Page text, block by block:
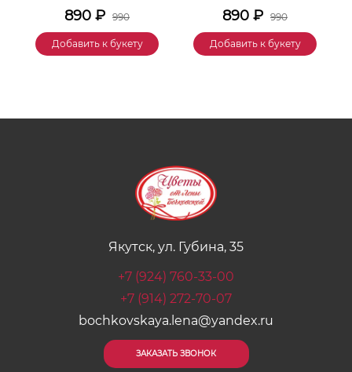
890 ₽ 990
Добавить к букету
890 ₽ 990
Добавить к букету
Якутск, ул. Губина, 35
+7 (924) 760-33-00
+7 (914) 272-70-07
bochkovskaya.lena@yandex.ru
ЗАКАЗАТЬ ЗВОНОК